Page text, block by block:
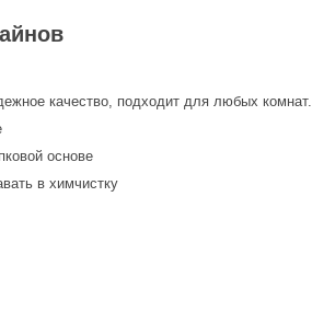
качество, подходит для любых комнат.
основе
в химчистку